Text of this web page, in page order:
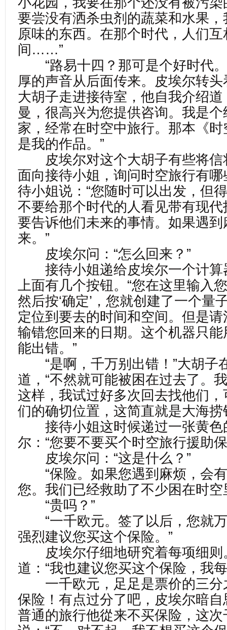
要尝没有洒杀虫剂的蔬菜和水果
原味的东西。在那个时代，人们
间……”
“路易十四？那可是个好时代。
厚的声音从后面传来。皮埃尔转
大胡子走进接待室，他自我介绍道
曼，很高兴为您提供咨询。我是
家，经常在时空中旅行。那本《
是我的作品。”
皮埃尔对这个大胡子有些将信
面向接待小姐，询问时空旅行有
待小姐说：“您随时可以出发，但
不要给那个时代的人看见带有现
要告诉他们未来的事情。如果遇
来。”
皮埃尔问：“怎么回来？”
接待小姐递给皮埃尔一个计算
上面有几个按钮。“您在这里输入
然后按‘确定’，您就创建了一个量
定位到要去的时间和空间。但是
输错您回来的日期。这个机器只
能出错。”
“是啊，千万别出错！”大胡子
道，“不然就可能被困在过去了。
这样，我试过好多次回去找他们
们的确切位置，这简直就是大海捞
接待小姐这时候递过一张黄色
尔：“您要不要买个时空旅行援助
皮埃尔问：“这是什么？”
“保险。如果您遇到麻烦，会
您。我们已经救助了不少困在时
“贵吗？”
“一千欧元。签了以后，您就
强烈建议您买这个保险。”
皮埃尔仔细地研究着每项细则
道：“我也建议您买这个保险，我
一千欧元，足足是票价的三分
保险！有点过分了吧，皮埃尔暗
普通的旅行他從来不买保险，这